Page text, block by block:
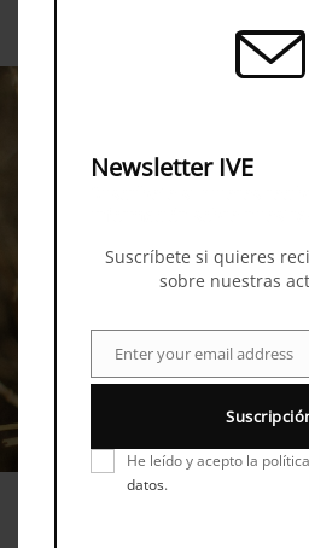
en el marco de programas
Horizon Europe o
Newsletter IVE
Suscríbete si quieres
sobre nuestras
Email
Enter your email address
He leído y acepto la
datos.